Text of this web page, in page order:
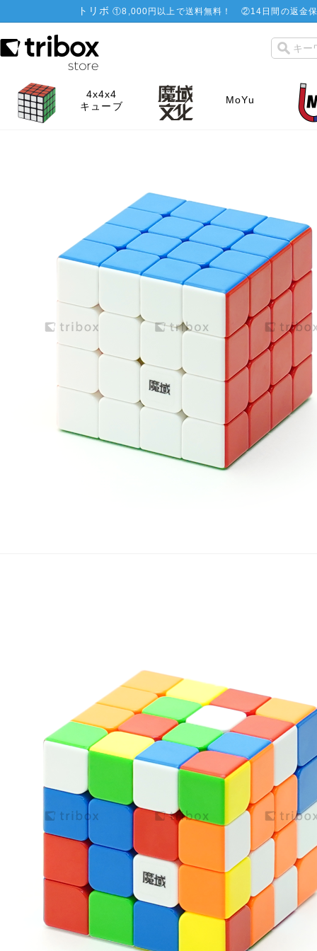
トリボ ①8,000円以上で送料無料！ ②14日間の返金
4x4x4
キューブ
MoYu